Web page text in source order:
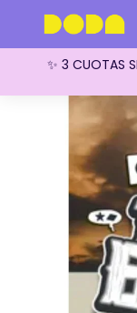
✨ 3 CUOTAS